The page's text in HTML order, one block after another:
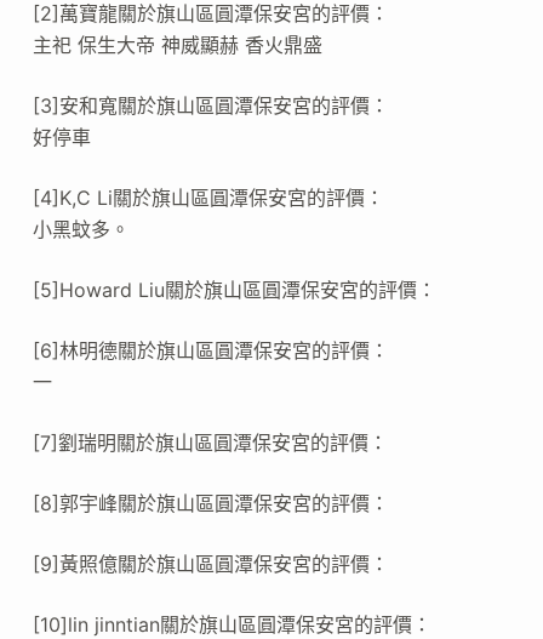
[2]萬寶龍關於旗山區圓潭保安宮的評價：
主祀 保生大帝 神威顯赫 香火鼎盛
[3]安和寬關於旗山區圓潭保安宮的評價：
好停車
[4]K,C Li關於旗山區圓潭保安宮的評價：
小黑蚊多。
[5]Howard Liu關於旗山區圓潭保安宮的評價：
[6]林明德關於旗山區圓潭保安宮的評價：
一
[7]劉瑞明關於旗山區圓潭保安宮的評價：
[8]郭宇峰關於旗山區圓潭保安宮的評價：
[9]黃照億關於旗山區圓潭保安宮的評價：
[10]lin jinntian關於旗山區圓潭保安宮的評價：